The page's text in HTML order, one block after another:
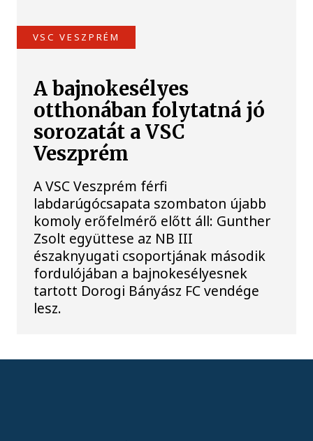
VSC VESZPRÉM
A bajnokesélyes
otthonában folytatná jó
sorozatát a VSC
Veszprém
A VSC Veszprém férfi
labdarúgócsapata szombaton újabb
komoly erőfelmérő előtt áll: Gunther
Zsolt együttese az NB III
északnyugati csoportjának második
fordulójában a bajnokesélyesnek
tartott Dorogi Bányász FC vendége
lesz.